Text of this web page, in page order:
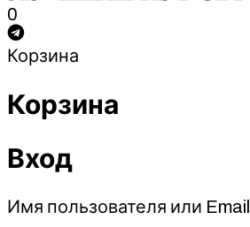
0
Корзина
Корзина
Вход
Имя пользователя или Email